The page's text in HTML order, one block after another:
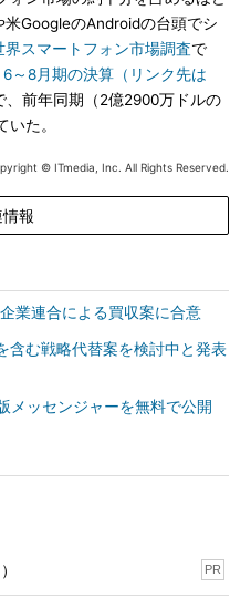
GoogleのAndroidの台頭でシ
界スマートフォン市場調査で
6～8月期の決算（リンク先は
、前年同期（2億2900万ドルの
た。
© ITmedia, Inc. All Rights Reserved.
報
業連合による買収案に合意
含む戦略代替案を検討中と発表
メッセンジャーを無料で公開
PR